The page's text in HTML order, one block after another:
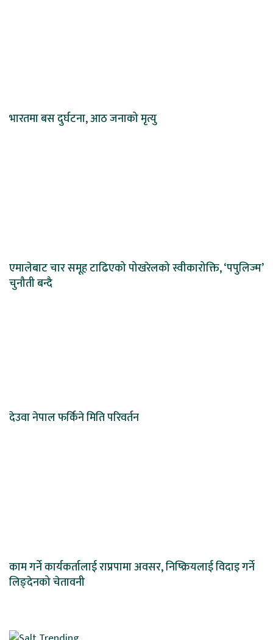
भारतमा बस दुर्घटना, आठ जनाको मृत्यु
एमालेबाट चार समूह टाढिएको पोखरेलको स्वीकारोक्ति, ‘पपुलिज्म’
चुनौती बन्दै
देउवा नेपाल फर्किने मिति परिवर्तन
काम गर्ने कार्यकर्तालाई राप्रपामा अवसर, निष्क्रियलाई विदाइ गर्ने
लिङ्देनको चेतावनी